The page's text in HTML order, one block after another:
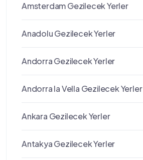
Amsterdam Gezilecek Yerler
Anadolu Gezilecek Yerler
Andorra Gezilecek Yerler
Andorra la Vella Gezilecek Yerler
Ankara Gezilecek Yerler
Antakya Gezilecek Yerler